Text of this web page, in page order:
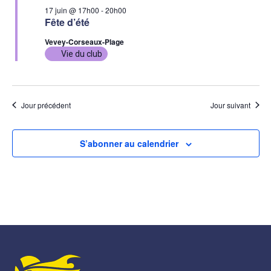
Fête d’été
17 juin @ 17h00 -20h00
Vevey-Corseaux-Plage
Vie du club
Jour précédent Jour suivant
S’abonner au calendrier